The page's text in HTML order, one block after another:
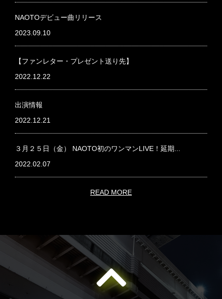
NAOTOデビュー曲リリース
2023.09.10
【ファンレター・プレゼント送り先】
2022.12.22
出演情報
2022.12.21
３月２５日（金） NAOTO初のワンマンLIVE！延期...
2022.02.07
READ MORE